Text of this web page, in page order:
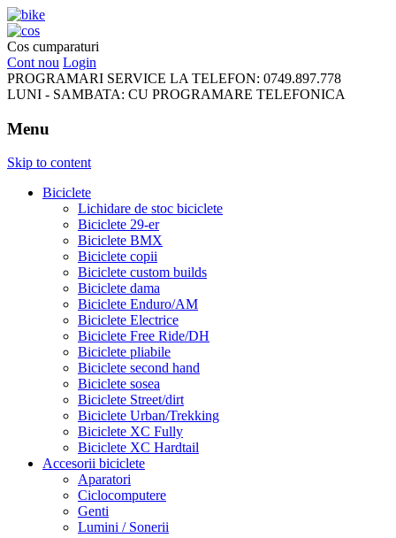
FreeRideBikes
Cos cumparaturi
Cont nou Login
PROGRAMARI SERVICE LA TELEFON: 0749.897.778
LUNI - SAMBATA: CU PROGRAMARE TELEFONICA
Menu
Skip to content
Biciclete
Lichidare de stoc biciclete
Biciclete 29-er
Biciclete BMX
Biciclete copii
Biciclete custom builds
Biciclete dama
Biciclete Enduro/AM
Biciclete Electrice
Biciclete Free Ride/DH
Biciclete pliabile
Biciclete second hand
Biciclete sosea
Biciclete Street/dirt
Biciclete Urban/Trekking
Biciclete XC Fully
Biciclete XC Hardtail
Accesorii biciclete
Aparatori
Ciclocomputere
Genti
Lumini / Sonerii